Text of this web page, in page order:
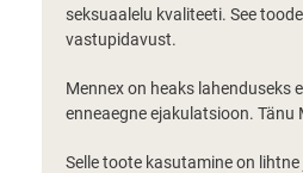
seksuaalelu kvaliteeti. See
vastupidavust.
Mennex on heaks lahenduseks
enneaegne ejakulatsioon. Tänu
Selle toote kasutamine on